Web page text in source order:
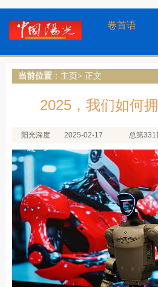
卷首语
当前位置 ： 主页> 正文
2025，我们如何
阳光深度 2025-02-17 总第331